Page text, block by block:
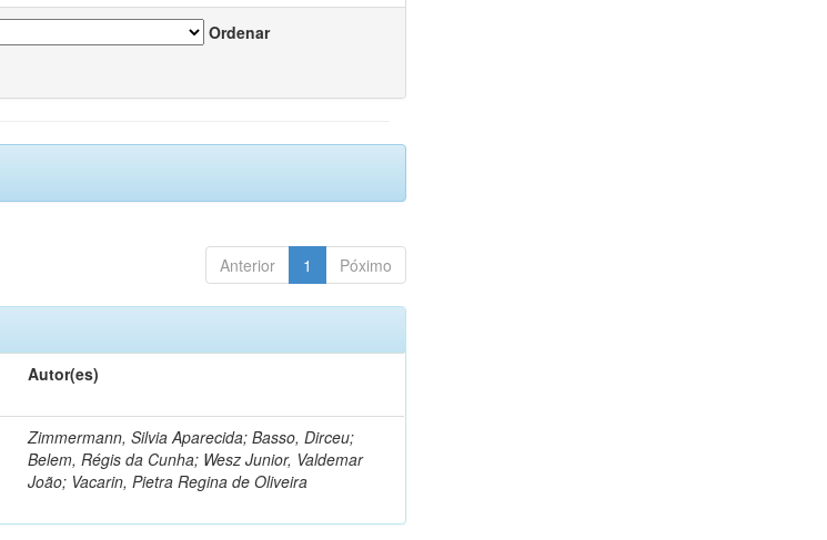
Ordenar
Anterior 1 Póximo
Autor(es)
Zimmermann, Silvia Aparecida; Basso, Dirceu;
Belem, Régis da Cunha; Wesz Junior, Valdemar
João; Vacarin, Pietra Regina de Oliveira